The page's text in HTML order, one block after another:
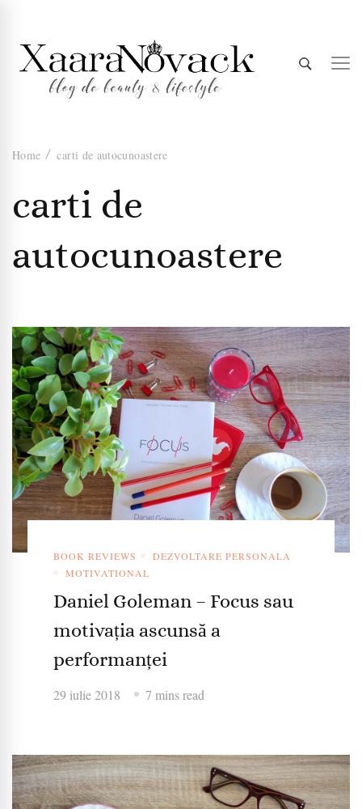
Xaara
Novack
Home carti de autocunoastere
carti de
autocunoastere
BOOK REVIEWS
DEZVOLTARE PERSONALA
MOTIVATIONAL
Daniel Goleman – Focus sau
motivația ascunsă a
performanței
29 iulie 2018 7 mins read